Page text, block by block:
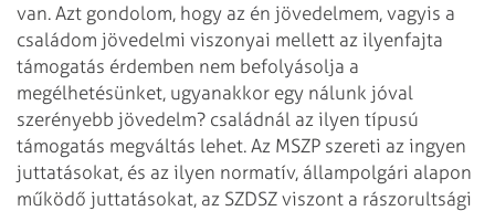
van. Azt gondolom, hogy az én jövedelmem, vagyis a
családom jövedelmi viszonyai mellett az ilyenfajta
támogatás érdemben nem befolyásolja a
megélhetésünket, ugyanakkor egy nálunk jóval
szerényebb jövedelm? családnál az ilyen típusú
támogatás megváltás lehet. Az MSZP szereti az ingyen
juttatásokat, és az ilyen normatív, állampolgári alapon
működő juttatásokat, az SZDSZ viszont a rászorultsági